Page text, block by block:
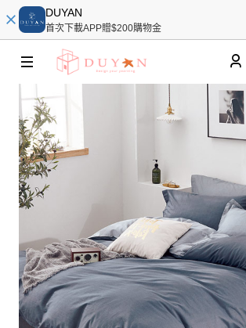
DUYAN
首次下載APP贈$200購物金